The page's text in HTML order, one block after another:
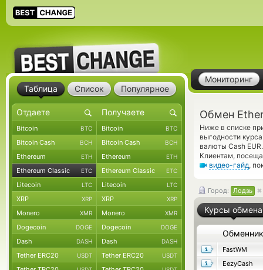
Мониторинг
Обмен
Ниже в списке
выгодности
валюты Cash
Клиентам,
видео-гайд,
Город: Лодзь
Курсы обмена
Обменник
FastWM
EezyCash
Таблица Список Популярное
Bitcoin BTC Bitcoin BTC
Bitcoin Cash BCH Bitcoin Cash BCH
Ethereum ETH Ethereum ETH
Ethereum Classic ETC Ethereum Classic ETC
Litecoin LTC Litecoin LTC
XRP XRP XRP XRP
Monero XMR Monero XMR
Dogecoin DOGE Dogecoin DOGE
Dash DASH Dash DASH
Tether ERC20 USDT Tether ERC20 USDT